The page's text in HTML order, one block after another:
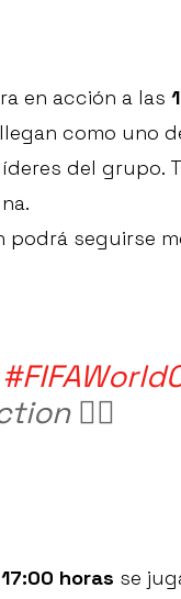
en acción a las
como uno
del grupo.
podrá seguirse
😮‍💨
17:00 horas se